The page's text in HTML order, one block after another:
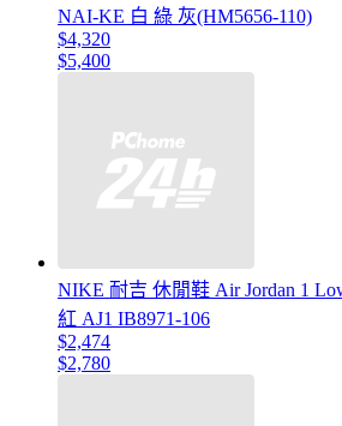
NAI-KE 白 綠 灰(HM5656-110)
$4,320
$5,400
NIKE 耐吉 休閒鞋 Air Jordan 1
紅 AJ1 IB8971-106
$2,474
$2,780